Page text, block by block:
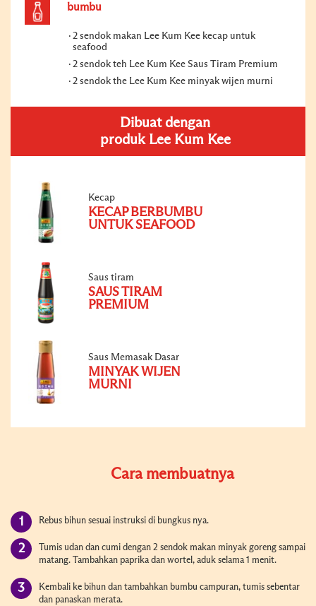
bumbu
2 sendok makan Lee Kum Kee kecap untuk
seafood
2 sendok teh Lee Kum Kee Saus Tiram Premium
2 sendok the Lee Kum Kee minyak wijen murni
Dibuat dengan
produk Lee Kum Kee
Kecap
KECAP BERBUMBU
UNTUK SEAFOOD
Saus tiram
SAUS TIRAM
PREMIUM
Saus Memasak Dasar
MINYAK WIJEN
MURNI
Cara membuatnya
Rebus bihun sesuai instruksi di bungkus nya.
Tumis udan dan cumi dengan 2 sendok makan minyak goreng sampai
matang. Tambahkan paprika dan wortel, aduk selama 1 menit.
Kembali ke bihun dan tambahkan bumbu campuran, tumis sebentar
dan panaskan merata.